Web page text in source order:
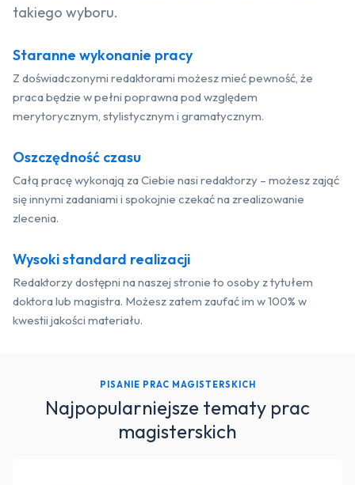
takiego wyboru.
Staranne wykonanie pracy
Z doświadczonymi redaktorami możesz mieć pewność, że
praca będzie w pełni poprawna pod względem
merytorycznym, stylistycznym i gramatycznym.
Oszczędność czasu
Całą pracę wykonają za Ciebie nasi redaktorzy – możesz zająć
się innymi zadaniami i spokojnie czekać na zrealizowanie
zlecenia.
Wysoki standard realizacji
Redaktorzy dostępni na naszej stronie to osoby z tytułem
doktora lub magistra. Możesz zatem zaufać im w 100% w
kwestii jakości materiału.
PISANIE PRAC MAGISTERSKICH
Najpopularniejsze tematy prac
magisterskich